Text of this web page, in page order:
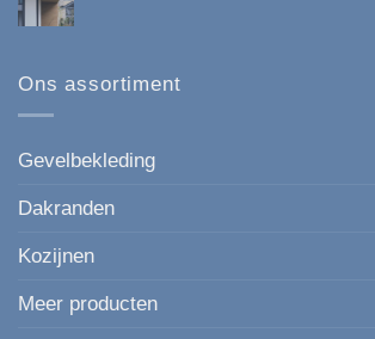
de
voor
elke
gevelbekleding
in
Ons assortiment
Gevelbekleding
Dakranden
Kozijnen
Meer producten